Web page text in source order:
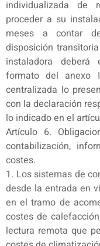
individualizada de
proceder a su
meses a contar
disposición
instaladora
formato del anexo
centralizada lo
con la declaración
lo indicado en el
Artículo 6.
contabilización,
costes.
1. Los sistemas de
desde la entrada en
en el tramo de
costes de
lectura remota que